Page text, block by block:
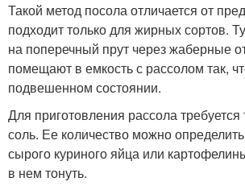
Такой метод посола отличается от
подходит только для жирных сортов.
на поперечный прут через жаберные
помещают в емкость с рассолом так,
подвешенном состоянии.
Для приготовления рассола требуется
соль. Ее количество можно
сырого куриного яйца или
в нем тонуть.